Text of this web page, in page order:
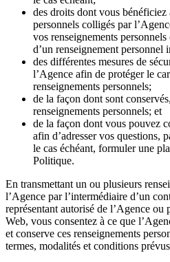
des droits dont vous bénéficiez
personnels colligés par
vos renseignements
d’un renseignement personnel
des différentes mesures de
l’Agence afin de protéger le
renseignements personnels;
de la façon dont sont
renseignements personnels; et
de la façon dont vous pouvez
afin d’adresser vos questions,
le cas échéant, formuler une
Politique.
En transmettant un ou plusieurs
l’Agence par l’intermédiaire d’un
représentant autorisé de l’Agence
Web, vous consentez à ce que
et conserve ces renseignements
termes, modalités et conditions